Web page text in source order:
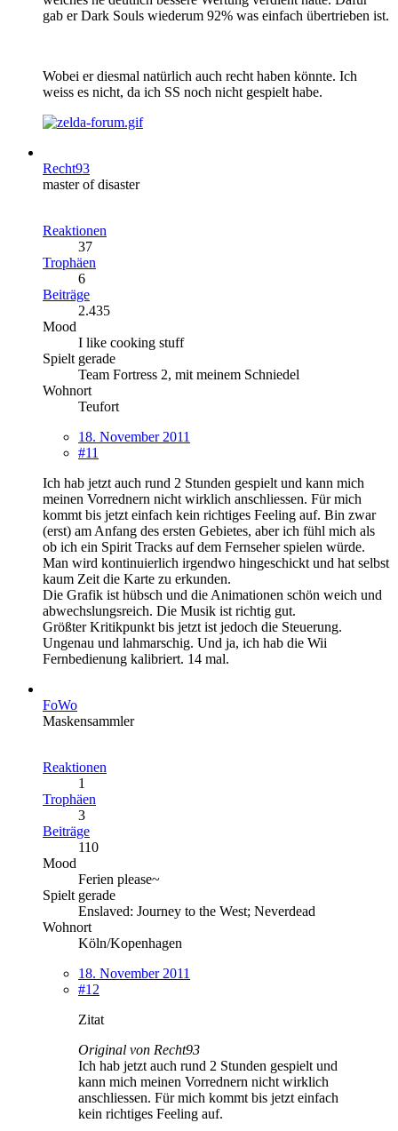
gab er Dark Souls wiederum 92% was einfach übertrieben ist.
Wobei er diesmal natürlich auch recht haben könnte. Ich
weiss es nicht, da ich SS noch nicht gespielt habe.
Recht93
master of disaster
Reaktionen
37
Trophäen
6
Beiträge
2.435
Mood
I like cooking stuff
Spielt gerade
Team Fortress 2, mit meinem Schniedel
Wohnort
Teufort
18. November 2011
#11
Ich hab jetzt auch rund 2 Stunden gespielt und kann mich
meinen Vorrednern nicht wirklich anschliessen. Für mich
kommt bis jetzt einfach kein richtiges Feeling auf. Bin zwar
(erst) am Anfang des ersten Gebietes, aber ich fühl mich als
ob ich ein Spirit Tracks auf dem Fernseher spielen würde.
Man wird kontinuierlich irgendwo hingeschickt und hat selbst
kaum Zeit die Karte zu erkunden.
Die Grafik ist hübsch und die Animationen schön weich und
abwechslungsreich. Die Musik ist richtig gut.
Größter Kritikpunkt bis jetzt ist jedoch die Steuerung.
Ungenau und lahmarschig. Und ja, ich hab die Wii
Fernbedienung kalibriert. 14 mal.
FoWo
Maskensammler
Reaktionen
1
Trophäen
3
Beiträge
110
Mood
Ferien please~
Spielt gerade
Enslaved: Journey to the West; Neverdead
Wohnort
Köln/Kopenhagen
18. November 2011
#12
Zitat
Original von Recht93
Ich hab jetzt auch rund 2 Stunden gespielt und
kann mich meinen Vorrednern nicht wirklich
anschliessen. Für mich kommt bis jetzt einfach
kein richtiges Feeling auf.